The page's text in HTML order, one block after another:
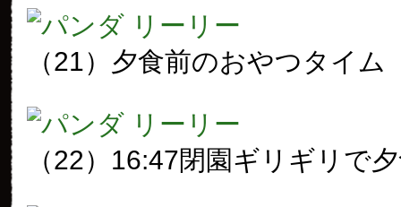
（21）夕食前のおやつタイム
（22）16:47閉園ギリギリで